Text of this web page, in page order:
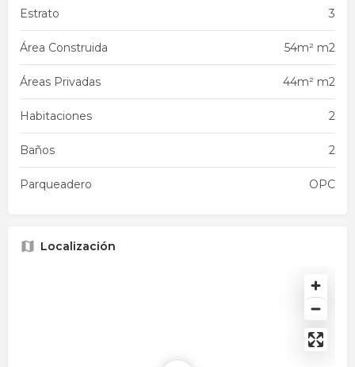
Estrato 3
Área Construida 54m² m2
Áreas Privadas 44m² m2
Habitaciones 2
Baños 2
Parqueadero OPC
Localización